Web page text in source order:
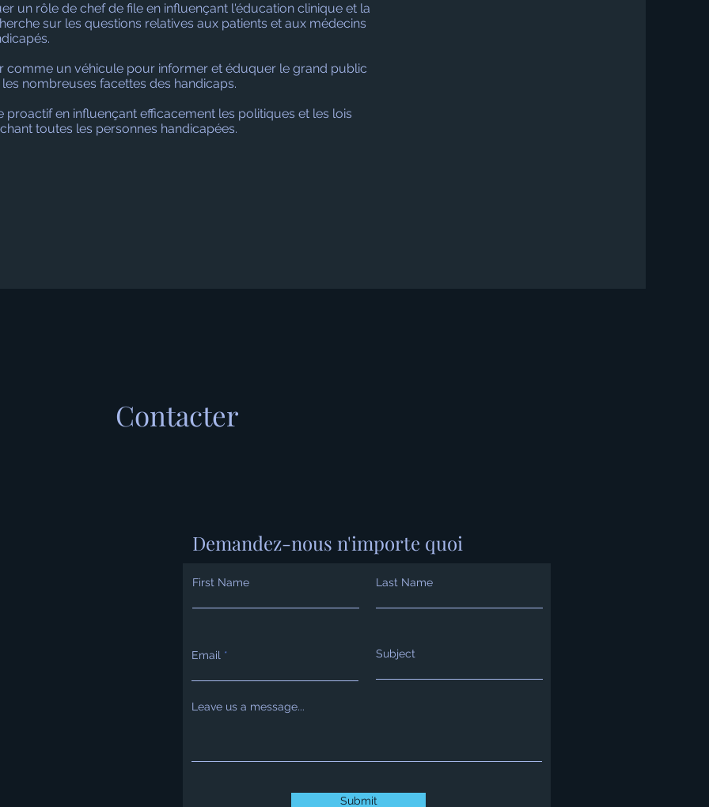
un rôle de chef de file en influençant l'éducation clinique et la
sur les questions relatives aux patients et aux médecins
comme un véhicule pour informer et éduquer le grand public
nombreuses facettes des handicaps.
proactif en influençant efficacement les politiques et les lois
toutes les personnes handicapées.
Contacter
Demandez-nous n'importe quoi
First Name Last Name
Email Subject
Leave us a message...
Submit